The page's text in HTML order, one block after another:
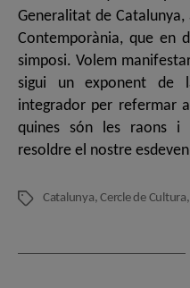
Generalitat de
Contemporània, que en
simposi. Volem
sigui un exponent de
integrador per refermar
quines són les raons i
resoldre el nostre
EtiquetesCatalunya,Cercle de Cultura